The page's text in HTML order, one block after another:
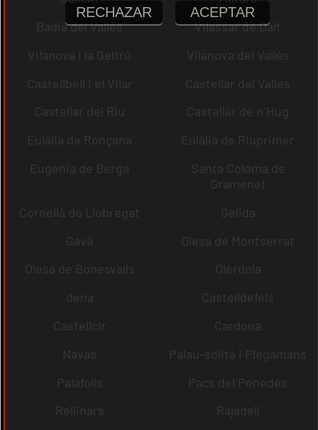
Badia del Vallès
Vilassar de Dalt
Vilanova i la Geltrú
Vilanova del Vallès
Castellbell i el Vilar
Castellar del Vallès
Castellar del Riu
Castellar de n´Hug
Eulàlia de Ronçana
Eulàlia de Riuprimer
Eugènia de Berga
Santa Coloma de
Gramenet
Cornellà de Llobregat
Gelida
Gavà
Olesa de Montserrat
Olesa de Bonesvalls
Olèrdola
dena
Castelldefels
Castellcir
Cardona
Navas
Palau-solità i Plegamans
Palafolls
Pacs del Penedès
Rellinars
Rajadell
RECHAZAR ACEPTAR